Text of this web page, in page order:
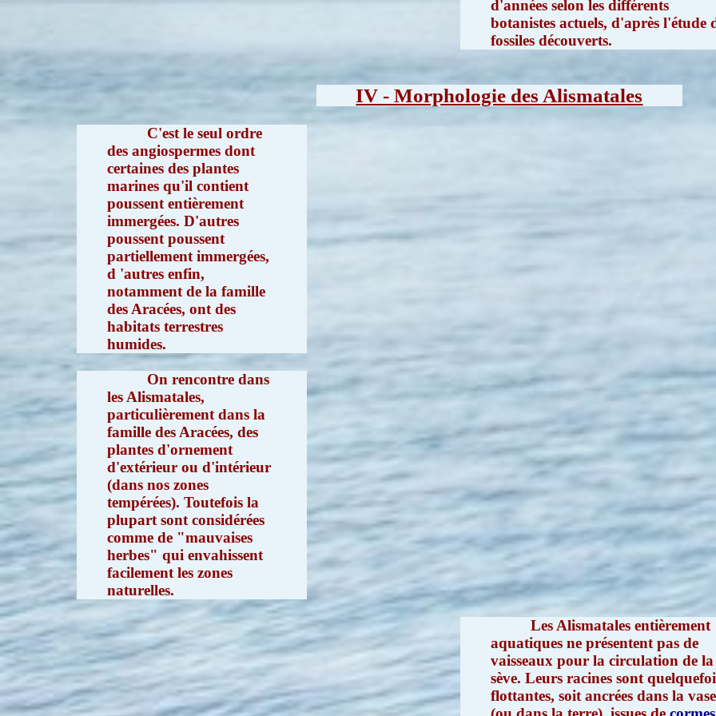
d'années selon les différents
botanistes actuels, d'après l'étude
fossiles découverts.
IV - Morphologie des Alismatales
C'est le seul ordre
des angiospermes dont
certaines des plantes
marines qu'il contient
poussent entièrement
immergées. D'autres
poussent poussent
partiellement immergées,
d 'autres enfin,
notamment de la famille
des Aracées, ont des
habitats terrestres
humides.
On rencontre dans
les Alismatales,
particulièrement dans la
famille des Aracées, des
plantes d'ornement
d'extérieur ou d'intérieur
(dans nos zones
tempérées). Toutefois la
plupart sont considérées
comme de "mauvaises
herbes" qui envahissent
facilement les zones
naturelles.
Les Alismatales entièrement
aquatiques ne présentent pas de
vaisseaux pour la circulation de la
sève. Leurs racines sont
flottantes, soit ancrées dans la vase